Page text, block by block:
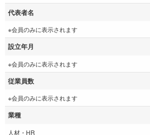
代表者名
※会員のみに表示されます
設立年月
※会員のみに表示されます
従業員数
※会員のみに表示されます
業種
人材・HR